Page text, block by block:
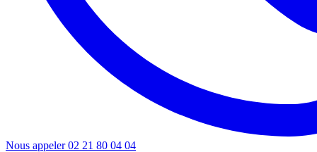
Nous appeler 02 21 80 04 04